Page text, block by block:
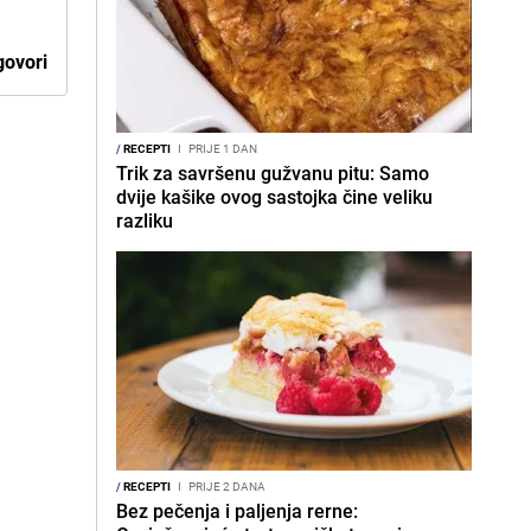
/RECEPTI I PRIJE 1 DAN
Trik za savršenu gužvanu pitu: Samo
dvije kašike ovog sastojka čine veliku
razliku
/RECEPTI I PRIJE 2 DANA
Bez pečenja i paljenja rerne: